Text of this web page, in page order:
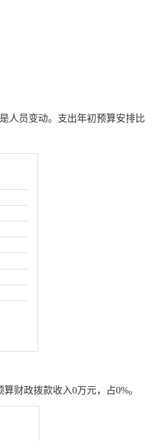
人员变动。支出年初预算安排比
算财政拨款收入0万元，占0%。